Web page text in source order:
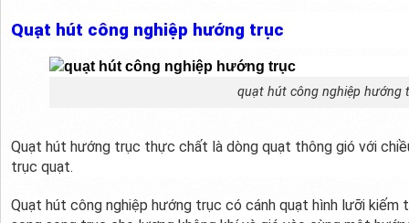
Quạt hút công nghiệp hướng trục
quạt hút công nghiệp hướng
Quạt hút hướng trục thực chất là dòng quạt thông gió với
trục quạt.
Quạt hút công nghiệp hướng trục có cánh quạt hình lưỡi kiếm